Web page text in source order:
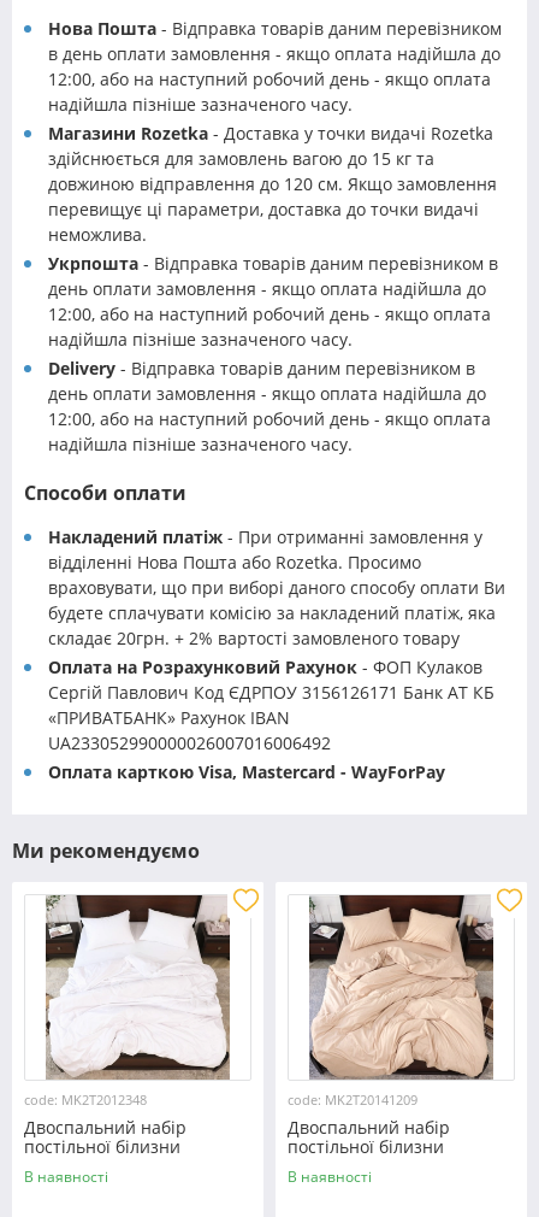
Нова Пошта - Відправка товарів даним перевізником
в день оплати замовлення - якщо оплата надійшла до
12:00, або на наступний робочий день - якщо оплата
надійшла пізніше зазначеного часу.
Магазини Rozetka - Доставка у точки видачі Rozetka
здійснюється для замовлень вагою до 15 кг та
довжиною відправлення до 120 см. Якщо замовлення
перевищує ці параметри, доставка до точки видачі
неможлива.
Укрпошта - Відправка товарів даним перевізником в
день оплати замовлення - якщо оплата надійшла до
12:00, або на наступний робочий день - якщо оплата
надійшла пізніше зазначеного часу.
Delivery - Відправка товарів даним перевізником в
день оплати замовлення - якщо оплата надійшла до
12:00, або на наступний робочий день - якщо оплата
надійшла пізніше зазначеного часу.
Способи оплати
Накладений платіж - При отриманні замовлення у
відділенні Нова Пошта або Rozetka. Просимо
враховувати, що при виборі даного способу оплати Ви
будете сплачувати комісію за накладений платіж, яка
складає 20грн. + 2% вартості замовленого товару
Оплата на Розрахунковий Рахунок - ФОП Кулаков
Сергій Павлович Код ЄДРПОУ 3156126171 Банк АТ КБ
«ПРИВАТБАНК» Рахунок IBAN
UA233052990000026007016006492
Оплата карткою Visa, Mastercard - WayForPay
Ми рекомендуємо
code: MK2T2012348
Двоспальний набір
постільної білизни
180*220 із мікрофібри
№2012348 Черешенка™
В наявності
code: MK2T20141209
Двоспальний набір
постільної білизни
180*220 із мікрофібри
№20141209 Черешенка™
В наявності